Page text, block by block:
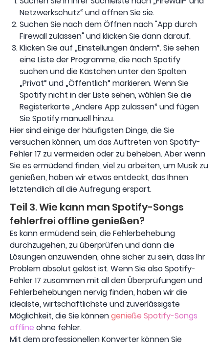
Netzwerkschutz“ und öffnen Sie sie.
Suchen Sie nach dem Öffnen nach "App durch
Firewall zulassen" und klicken Sie dann darauf.
Klicken Sie auf „Einstellungen ändern“. Sie sehen
eine Liste der Programme, die nach Spotify
suchen und die Kästchen unter den Spalten
„Privat“ und „Öffentlich“ markieren. Wenn Sie
Spotify nicht in der Liste sehen, wählen Sie die
Registerkarte „Andere App zulassen“ und fügen
Sie Spotify manuell hinzu.
Hier sind einige der häufigsten Dinge, die Sie
versuchen können, um das Auftreten von Spotify-
Fehler 17 zu vermeiden oder zu beheben. Aber wenn
Sie es ermüdend finden, viel zu arbeiten, um Musik zu
genießen, haben wir etwas entdeckt, das Ihnen
letztendlich all die Aufregung erspart.
Teil 3. Wie kann man Spotify-Songs
fehlerfrei offline genießen?
Es kann ermüdend sein, die Fehlerbehebung
durchzugehen, zu überprüfen und dann die
Lösungen anzuwenden, ohne sicher zu sein, dass Ihr
Problem absolut gelöst ist. Wenn Sie also Spotify-
Fehler 17 zusammen mit all den Überprüfungen und
Fehlerbehebungen nervig finden, haben wir die
idealste, wirtschaftlichste und zuverlässigste
Möglichkeit, die Sie könnengenieße Spotify-Songs
offline ohne fehler.
Mit dem professionellen Konverter können Sie